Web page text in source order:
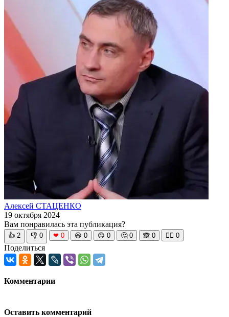
Алексей СТАЦЕНКО
19 октября 2024
Вам понравилась эта публикация?
👍 2 👎 0 ❤ 0 😆 0 😡 0 🤔 0 🙈 0 🧘‍♀️ 0
Поделиться
Комментарии
Оставить комментарий